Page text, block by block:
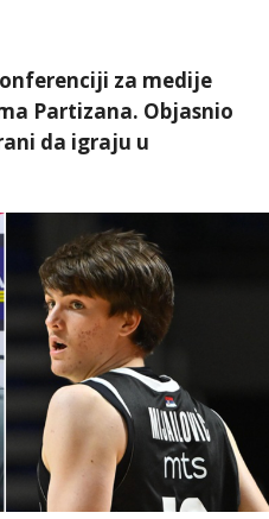
za medije
Partizana. Objasnio
da igraju u